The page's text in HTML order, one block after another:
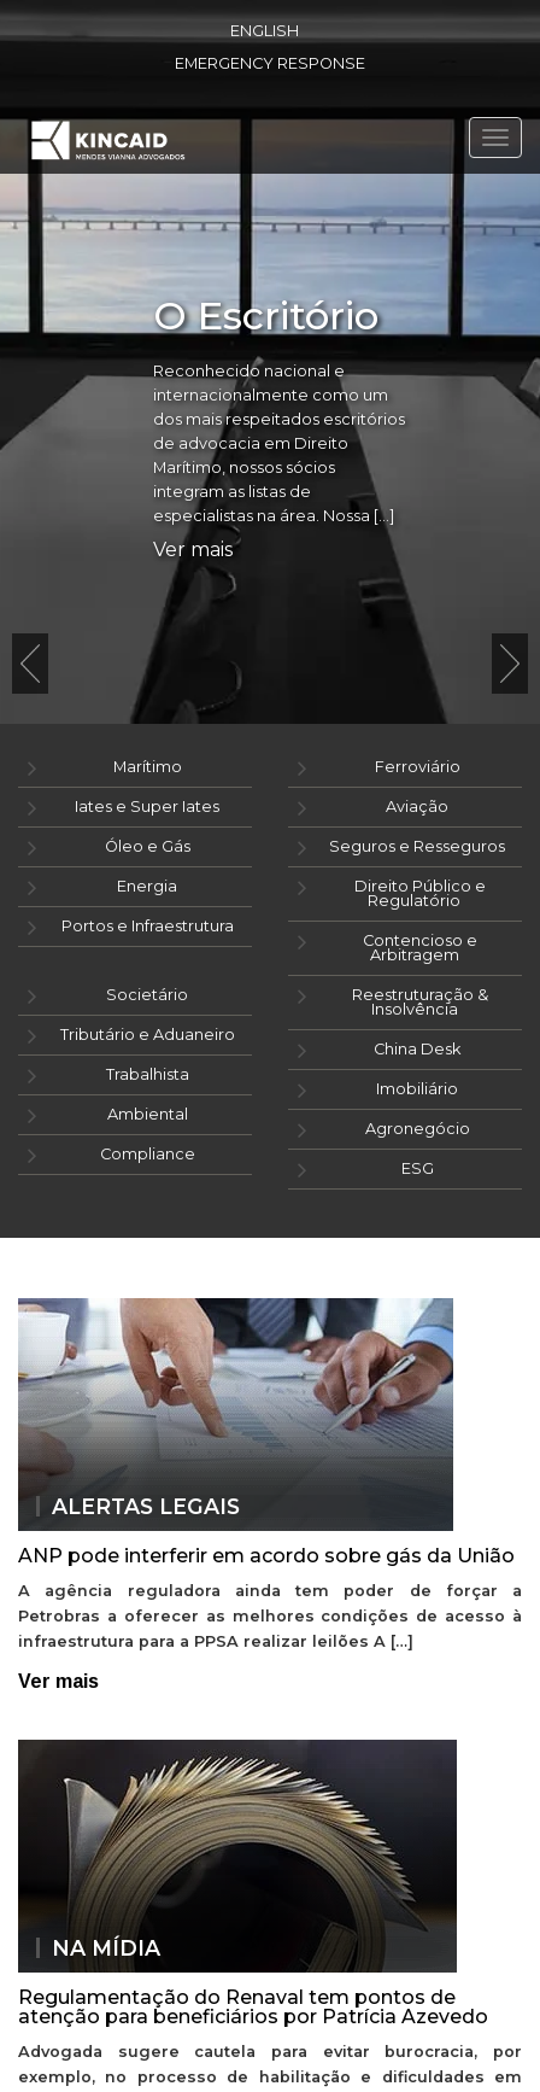
ENGLISH
EMERGENCY RESPONSE
O Escritório
Reconhecido nacional e
internacionalmente como um
dos mais respeitados escritórios
de advocacia em Direito
Marítimo, nossos sócios
integram as listas de
especialistas na área. Nossa […]
Ver mais
Marítimo
Iates e Super Iates
Óleo e Gás
Energia
Portos e Infraestrutura
Ferroviário
Aviação
Seguros e Resseguros
Direito Público e
Regulatório
Contencioso e
Arbitragem
Societário
Tributário e Aduaneiro
Trabalhista
Ambiental
Compliance
Reestruturação &
Insolvência
China Desk
Imobiliário
Agronegócio
ESG
ALERTAS LEGAIS
ANP pode interferir em acordo sobre gás da União
A agência reguladora ainda tem poder de forçar a
Petrobras a oferecer as melhores condições de acesso à
infraestrutura para a PPSA realizar leilões A […]
Ver mais
NA MÍDIA
Regulamentação do Renaval tem pontos de
atenção para beneficiários por Patrícia Azevedo
Advogada sugere cautela para evitar burocracia, por
exemplo, no processo de habilitação e dificuldades em